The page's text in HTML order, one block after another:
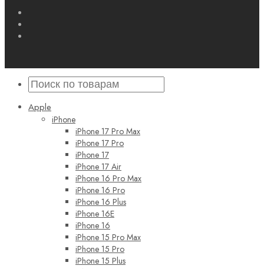
Apple
iPhone
iPhone 17 Pro Max
iPhone 17 Pro
iPhone 17
iPhone 17 Air
iPhone 16 Pro Max
iPhone 16 Pro
iPhone 16 Plus
iPhone 16E
iPhone 16
iPhone 15 Pro Max
iPhone 15 Pro
iPhone 15 Plus